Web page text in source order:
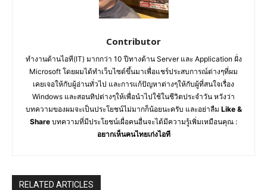
Contributor
ทำงานด้านไอที(IT) มากกว่า 10 ปีทางด้าน Server และ Application ฝั่ง
Microsoft โดยผมได้ทำเว็บไซต์ขึ้นมาเพื่อแชร์ประสบการณ์ต่างๆที่ผม
เคยเจอให้กับผู้อ่านทั่วไป และการแก้ปัญหาต่างๆให้กับผู้ที่สนใจเรื่อง
Windows และสอนทิปต่างๆให้เพื่อนำไปใช้ในชีวิตประจำวัน หวังว่า
บทความของผมจะเป็นประโยชน์ไม่มากก็น้อยนะครับ และอย่าลืม Like &
Share บทความที่มีประโยชน์เผื่อคนอื่นจะได้มีความรู้เพิ่มเหมือนคุณ :
อยากเห็นคนไทยเก่งไอที
RELATED ARTICLES